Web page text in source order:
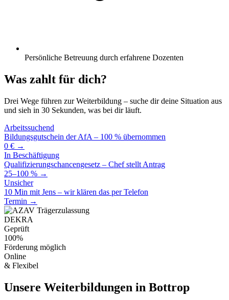
Persönliche Betreuung durch erfahrene Dozenten
Was zahlt für dich?
Drei Wege führen zur Weiterbildung – suche dir deine Situation aus
und sieh in 30 Sekunden, was bei dir läuft.
Arbeitssuchend
Bildungsgutschein der AfA – 100 % übernommen
0 € →
In Beschäftigung
Qualifizierungschancengesetz – Chef stellt Antrag
25–100 % →
Unsicher
10 Min mit Jens – wir klären das per Telefon
Termin →
DEKRA
Geprüft
100%
Förderung möglich
Online
& Flexibel
Unsere Weiterbildungen in Bottrop